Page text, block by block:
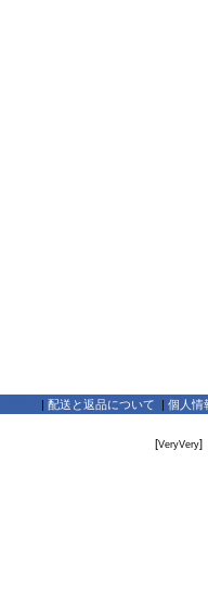
| 配送と返品について | 個人情
[VeryVery]